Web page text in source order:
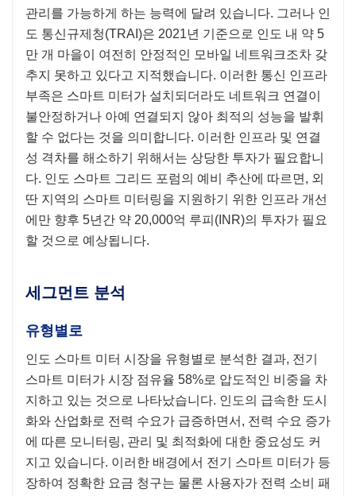
관리를 가능하게 하는 능력에 달려 있습니다. 그러나 인
도 통신규제청(TRAI)은 2021년 기준으로 인도 내 약 5
만 개 마을이 여전히 안정적인 모바일 네트워크조차 갖
추지 못하고 있다고 지적했습니다. 이러한 통신 인프라
부족은 스마트 미터가 설치되더라도 네트워크 연결이
불안정하거나 아예 연결되지 않아 최적의 성능을 발휘
할 수 없다는 것을 의미합니다. 이러한 인프라 및 연결
성 격차를 해소하기 위해서는 상당한 투자가 필요합니
다. 인도 스마트 그리드 포럼의 예비 추산에 따르면, 외
딴 지역의 스마트 미터링을 지원하기 위한 인프라 개선
에만 향후 5년간 약 20,000억 루피(INR)의 투자가 필요
할 것으로 예상됩니다.
세그먼트 분석
유형별로
인도 스마트 미터 시장을 유형별로 분석한 결과, 전기
스마트 미터가 시장 점유율 58%로 압도적인 비중을 차
지하고 있는 것으로 나타났습니다. 인도의 급속한 도시
화와 산업화로 전력 수요가 급증하면서, 전력 수요 증가
에 따른 모니터링, 관리 및 최적화에 대한 중요성도 커
지고 있습니다. 이러한 배경에서 전기 스마트 미터가 등
장하여 정확한 요금 청구는 물론 사용자가 전력 소비 패